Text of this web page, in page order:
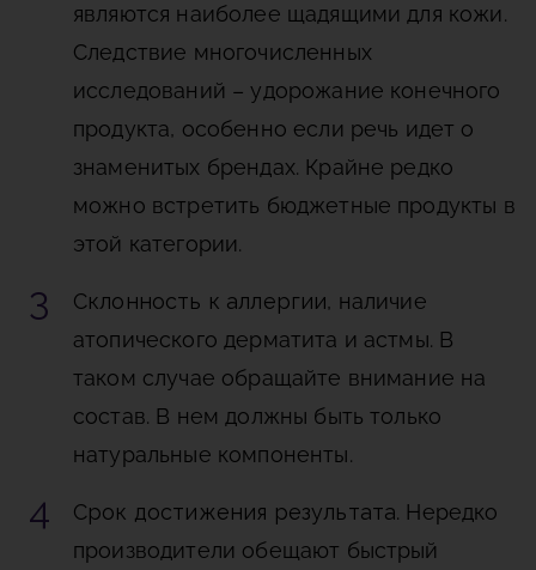
являются наиболее щадящими для кожи.
Следствие многочисленных
исследований – удорожание конечного
продукта, особенно если речь идет о
знаменитых брендах. Крайне редко
можно встретить бюджетные продукты в
этой категории.
Склонность к аллергии, наличие
атопического дерматита и астмы. В
таком случае обращайте внимание на
состав. В нем должны быть только
натуральные компоненты.
Срок достижения результата. Нередко
производители обещают быстрый